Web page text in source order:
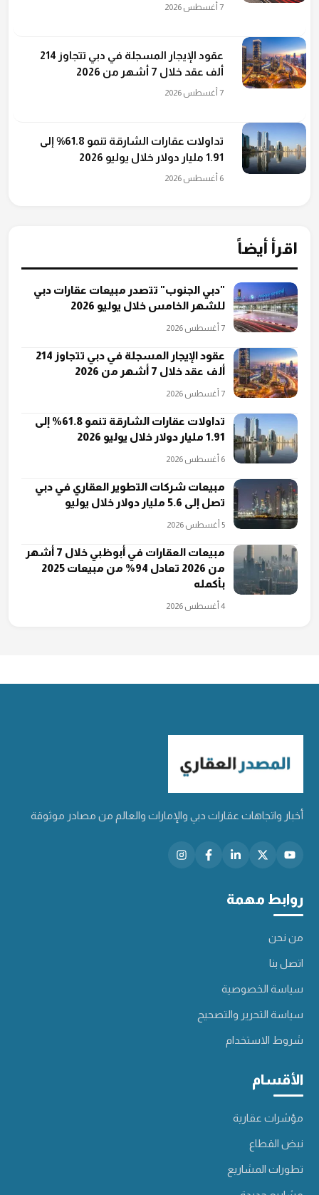
7 أغسطس 2026
عقود الإيجار المسجلة في دبي تتجاوز 214
ألف عقد خلال 7 أشهر من 2026
7 أغسطس 2026
تداولات عقارات الشارقة تنمو 61.8% إلى
1.91 مليار دولار خلال يوليو 2026
6 أغسطس 2026
اقرأ أيضاً
"دبي الجنوب" تتصدر مبيعات عقارات دبي
للشهر الخامس خلال يوليو 2026
7 أغسطس 2026
عقود الإيجار المسجلة في دبي تتجاوز 214
ألف عقد خلال 7 أشهر من 2026
7 أغسطس 2026
تداولات عقارات الشارقة تنمو 61.8% إلى
1.91 مليار دولار خلال يوليو 2026
6 أغسطس 2026
مبيعات شركات التطوير العقاري في دبي
تصل إلى 5.6 مليار دولار خلال يوليو
5 أغسطس 2026
مبيعات العقارات في أبوظبي خلال 7 أشهر
من 2026 تعادل 94% من مبيعات 2025
بأكمله
4 أغسطس 2026
أخبار واتجاهات عقارات دبي والإمارات والعالم من مصادر موثوقة
روابط مهمة
من نحن
اتصل بنا
سياسة الخصوصية
سياسة التحرير والتصحيح
شروط الاستخدام
الأقسام
مؤشرات عقارية
نبض القطاع
تطورات المشاريع